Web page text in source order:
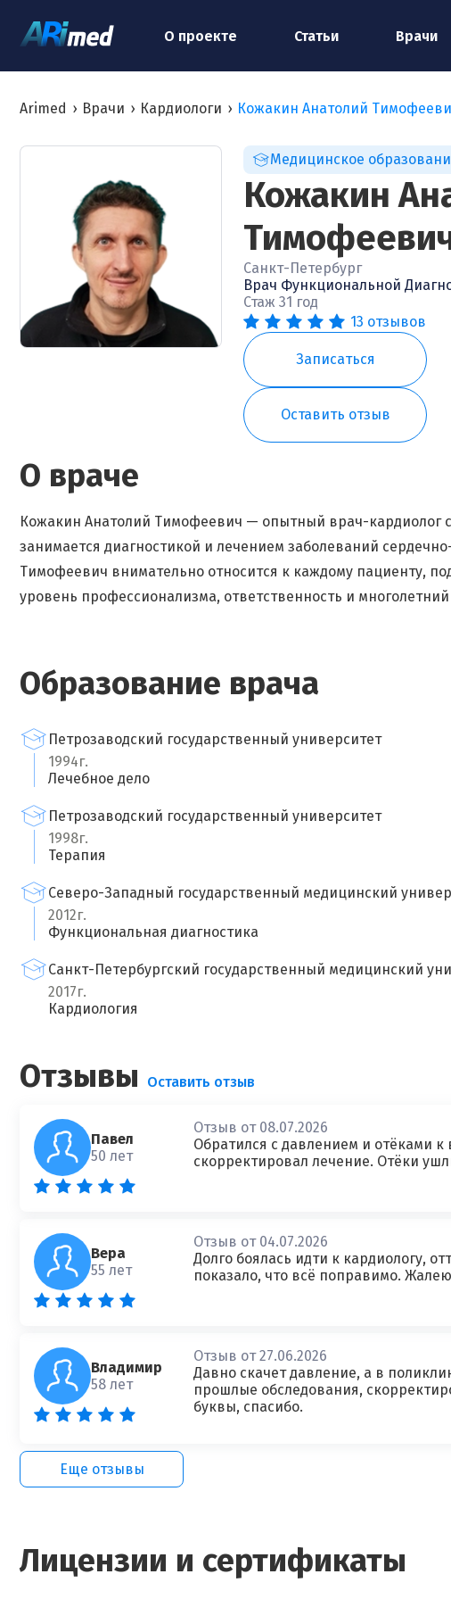
О проекте Статьи Врачи
Arimed › Врачи › Кардиологи › Кожакин Анатолий
Медицинское
Кожакин
Санкт-Петербург
Врач Функциональной
Стаж 31 год
13 отзывов
Записаться
Оставить отзыв
О враче
Кожакин Анатолий Тимофеевич — опытный врач-кардиолог
занимается диагностикой и лечением заболеваний
Тимофеевич внимательно относится к каждому пациенту,
уровень профессионализма, ответственность и
Образование врача
Петрозаводский государственный университет
1994г.
Лечебное дело
Петрозаводский государственный университет
1998г.
Терапия
Северо-Западный государственный медицинский
2012г.
Функциональная диагностика
Санкт-Петербургский государственный медицинский
2017г.
Кардиология
Отзывы Оставить отзыв
Павел
50 лет
Отзыв от 08.07.2026
Обратился с давлением и отёками к
скорректировал лечение. Отёки
Вера
55 лет
Отзыв от 04.07.2026
Долго боялась идти к кардиологу,
показало, что всё поправимо.
Владимир
58 лет
Отзыв от 27.06.2026
Давно скачет давление, а в
прошлые обследования,
буквы, спасибо.
Еще отзывы
Лицензии и сертификаты
Ваше
Ваш